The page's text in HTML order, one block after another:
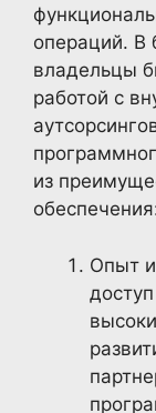
операций. В
владельцы
работой с
из
Опыт